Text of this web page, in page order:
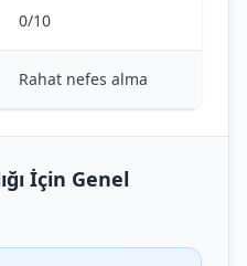
0/10
Rahat nefes alma
İçin Genel